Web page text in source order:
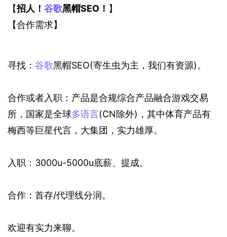
【招人！ 谷歌黑帽SEO！ 】
【合作需求】
寻找： 谷歌黑帽SEO(寄生虫为主，我们有资源)。
合作或者入职：产品是合规综合产品融合游戏交易
所，国家是全球多语言(CN除外)，其中体育产品有
梅西等巨星代言，大集团，实力雄厚。
入职：3000u-5000u底薪、提成。
合作：首存/代理线分润。
欢迎有实力来聊。